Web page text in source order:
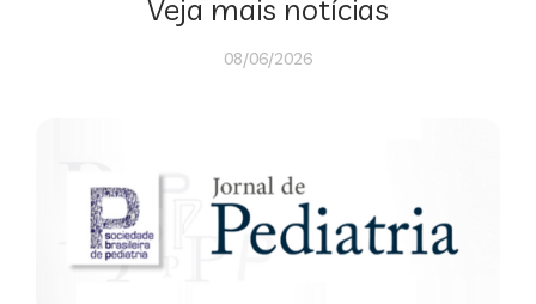
Veja mais notícias
08/06/2026